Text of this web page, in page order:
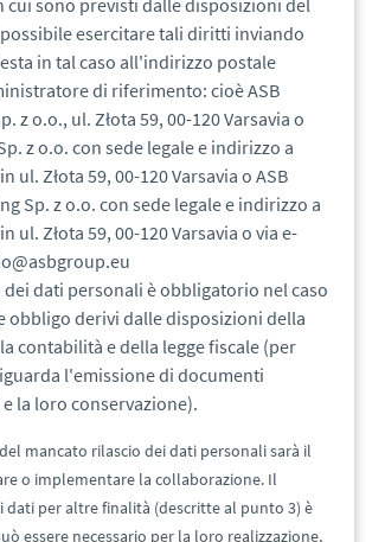
cui sono previsti dalle disposizioni del
possibile esercitare tali diritti inviando
in tal caso all'indirizzo postale
di riferimento: cioè ASB
z o.o., ul. Złota 59, 00-120 Varsavia o
z o.o. con sede legale e indirizzo a
ul. Złota 59, 00-120 Varsavia o ASB
Sp. z o.o. con sede legale e indirizzo a
ul. Złota 59, 00-120 Varsavia o via e-
dei dati personali è obbligatorio nel caso
obbligo derivi dalle disposizioni della
contabilità e della legge fiscale (per
l'emissione di documenti
la loro conservazione).
mancato rilascio dei dati personali sarà il
o implementare la collaborazione. Il
dati per altre finalità (descritte al punto 3) è
essere necessario per la loro realizzazione,